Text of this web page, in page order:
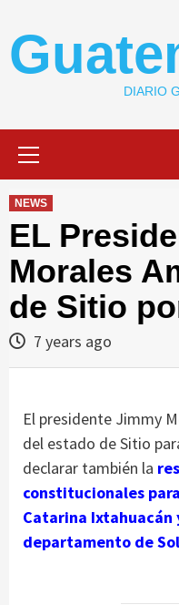
content
DIARIO
NEWS
EL
Morales
de Sitio
7 years ago
El presidente Jimmy
del estado de Sitio
declarar también la
constitucionales
Catarina Ixtahuacán
departamento de